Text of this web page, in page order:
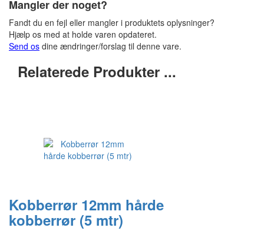
Mangler der noget?
Fandt du en fejl eller mangler i produktets oplysninger?
Hjælp os med at holde varen opdateret.
Send os dine ændringer/forslag til denne vare.
Relaterede Produkter ...
Kobberrør 12mm hårde
kobberrør (5 mtr)